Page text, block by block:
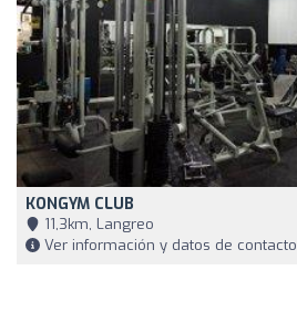
KONGYM CLUB
11,3km, Langreo
Ver información y datos de contacto